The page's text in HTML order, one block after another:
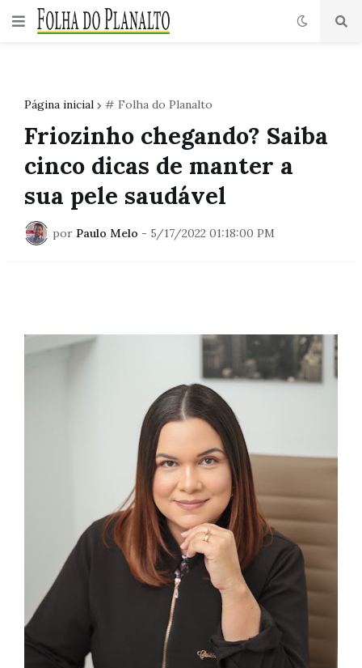
Página inicial # Folha do Planalto
Friozinho chegando? Saiba
cinco dicas de manter a
sua pele saudável
por Paulo Melo - 5/17/2022 01:18:00 PM